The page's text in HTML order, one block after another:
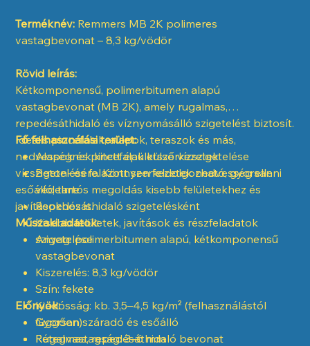
Terméknév: Remmers MB 2K polimeres
vastagbevonat – 8,3 kg/vödör
Rövid leírás:
Kétkomponensű, polimerbitumen alapú
vastagbevonat (MB 2K), amely rugalmas,
repedésáthidaló és víznyomásálló szigetelést biztosít.
Ideális pincefalak, alapok, teraszok és más,
nedvességnek kitett épületszerkezetek
vízszigetelésére. Könnyen feldolgozható, gyorsan
esőálló, tartós megoldás kisebb felületekhez és
javításokhoz is.
Fő felhasználási terület:
Alapok és pincefalak külső vízszigetelése
Beton- és falazott szerkezetek nedvesség elleni
védelme
Repedésáthidaló szigetelésként
Kisebb felületek, javítások és részfeladatok
szigetelése
Műszaki adatok:
Anyag: polimerbitumen alapú, kétkomponensű
vastagbevonat
Kiszerelés: 8,3 kg/vödör
Szín: fekete
Kiadósság: kb. 3,5–4,5 kg/m² (felhasználástól
függően)
Rétegvastagság: 3–6 mm
Előnyök:
Gyorsan száradó és esőálló
Rugalmas, repedésáthidaló bevonat